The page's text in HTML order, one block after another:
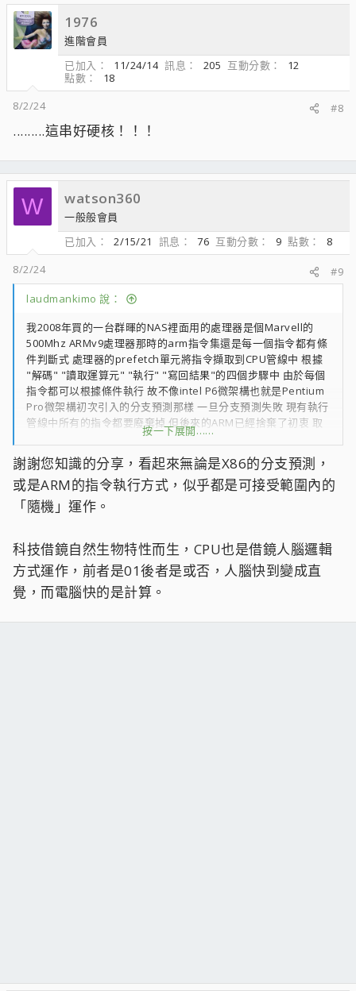
c
t
i
o
：
1976
進階會員
已加入
11/24/14 訊息 205 互動分數
12
點數
18
8/2/24
#8
.........這串好硬核！！！
W watson360
一般般會員
已加入
2/15/21 訊息 76 互動分數 9 點數
8
8/2/24
#9
laudmankimo 說：
我2008年買的一台群暉的NAS裡面用的處理器是個Marvell的
500Mhz ARMv9處理器那時的arm指令集還是每一個指令都有條
件判斷式 處理器的prefetch單元將指令擷取到CPU管線中 根據
"解碼" "讀取運算元" "執行" "寫回結果"的四個步驟中 由於每個
指令都可以根據條件執行 故不像intel P6微架構也就是Pentium
Pro微架構初次引入的分支預測那樣 一旦分支預測失敗 現有執行
管線中所有的指令都要廢棄掉 但後來的ARM已經捨棄了初衷 取
消掉了每個指令執行前都必定會有的條件判斷 變得跟x86一樣了
那就失去了它原有的特色 只是個指令編碼跟x86/x64不一樣的
CPU罷了
(ARM不會分支預測失敗 他全都讀進管線 也全都進入那個解碼"
"讀取運算元" "執行" "寫回結果"的四步驟管線 只是有的指令不
增)
ARM後來為什麼會放棄原有特色我是不知道 大概是省不了電了
智能手機浪潮來了 需要處理的資料變多 所以SIMD指令集必須得
按一下展開……
謝謝您知識的分享，看起來無論是X86的分支預測，
或是ARM的指令執行方式，似乎都是可接受範圍內的
「隨機」運作。
科技借鏡自然生物特性而生，CPU也是借鏡人腦邏輯
方式運作，前者是01後者是或否，人腦快到變成直
覺，而電腦快的是計算。